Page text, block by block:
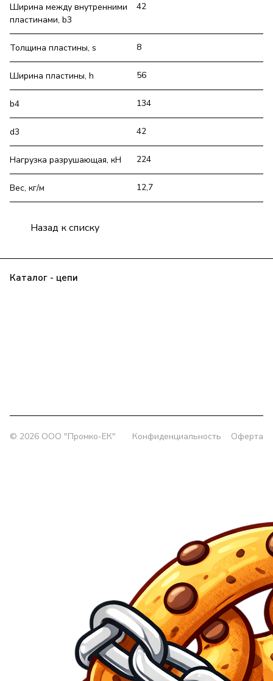
Ширина между внутренними
пластинами, b3
42
Толщина пластины, s 8
Ширина пластины, h 56
b4 134
d3 42
Нагрузка разрушающая, кН 224
Вес, кг/м 12,7
Назад к списку
Каталог - цепи
© 2026 OOO "Промко-ЕК" Конфиденциальность Оферта